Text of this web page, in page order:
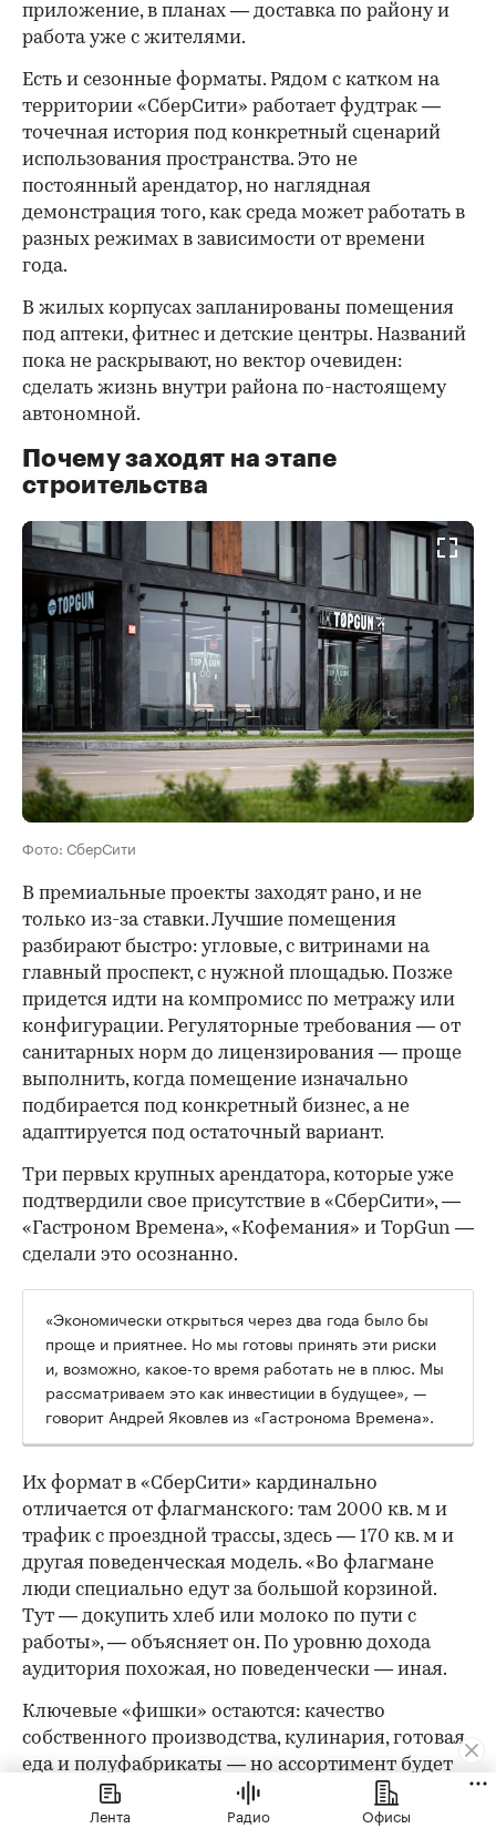
приложение, в планах — доставка по району и
работа уже с жителями.
Есть и сезонные форматы. Рядом с катком на
территории «СберСити» работает фудтрак —
точечная история под конкретный сценарий
использования пространства. Это не
постоянный арендатор, но наглядная
демонстрация того, как среда может работать в
разных режимах в зависимости от времени
года.
В жилых корпусах запланированы помещения
под аптеки, фитнес и детские центры. Названий
пока не раскрывают, но вектор очевиден:
сделать жизнь внутри района по-настоящему
автономной.
Почему заходят на этапе
строительства
Фото: СберСити
В премиальные проекты заходят рано, и не
только из-за ставки. Лучшие помещения
разбирают быстро: угловые, с витринами на
главный проспект, с нужной площадью. Позже
придется идти на компромисс по метражу или
конфигурации. Регуляторные требования — от
санитарных норм до лицензирования — проще
выполнить, когда помещение изначально
подбирается под конкретный бизнес, а не
адаптируется под остаточный вариант.
Три первых крупных арендатора, которые уже
подтвердили свое присутствие в «СберСити», —
«Гастроном Времена», «Кофемания» и TopGun —
сделали это осознанно.
«Экономически открыться через два года было бы
проще и приятнее. Но мы готовы принять эти риски
и, возможно, какое-то время работать не в плюс. Мы
рассматриваем это как инвестиции в будущее», —
говорит Андрей Яковлев из «Гастронома Времена».
Их формат в «СберСити» кардинально
отличается от флагманского: там 2000 кв. м и
трафик с проездной трассы, здесь — 170 кв. м и
другая поведенческая модель. «Во флагмане
люди специально едут за большой корзиной.
Тут — докупить хлеб или молоко по пути с
работы», — объясняет он. По уровню дохода
аудитория похожая, но поведенчески — иная.
Ключевые «фишки» остаются: качество
собственного производства, кулинария, готовая
еда и полуфабрикаты — но ассортимент будет
более узким, а формат сдвинется в сторону
ежедневных небольших покупок. Впрочем,
Лента Радио Офисы